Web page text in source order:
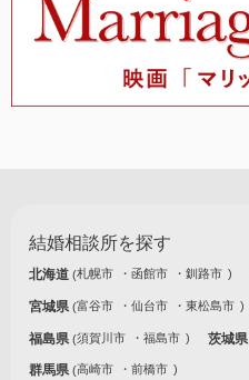
結婚相談所を探す
北海道 札幌市 函館市 釧路市
宮城県 富谷市 仙台市 東松島市
福島県 須賀川市 福島市 茨城県
群馬県 高崎市 前橋市